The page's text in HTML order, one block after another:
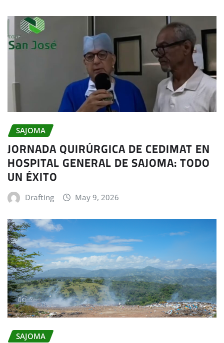
SAJOMA
JORNADA QUIRÚRGICA DE CEDIMAT EN
HOSPITAL GENERAL DE SAJOMA: TODO
UN ÉXITO
Drafting May 9, 2026
SAJOMA